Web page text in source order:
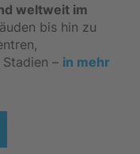
weltweit im
bis hin zu
– in mehr